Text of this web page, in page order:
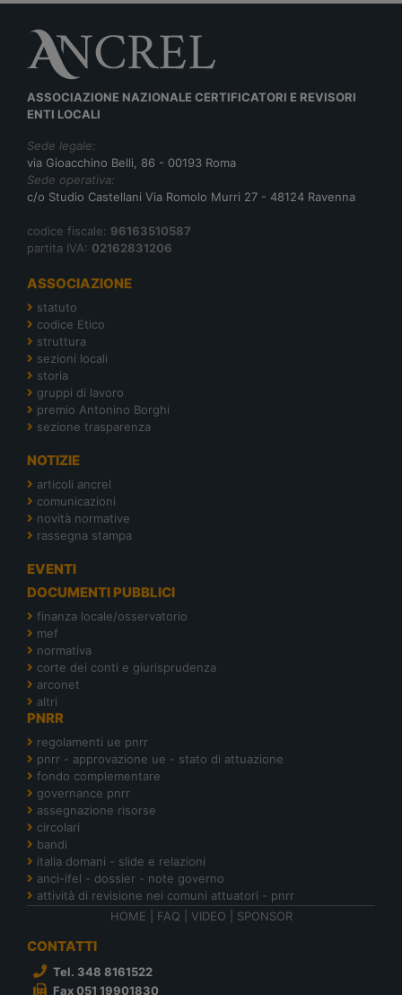
ASSOCIAZIONE NAZIONALE CERTIFICATORI E REVISORI
ENTI LOCALI
Sede legale:
via Gioacchino Belli, 86 - 00193 Roma
Sede operativa:
c/o Studio Castellani Via Romolo Murri 27 - 48124 Ravenna
codice fiscale: 96163510587
partita IVA: 02162831206
ASSOCIAZIONE
statuto
codice Etico
struttura
sezioni locali
storia
gruppi di lavoro
premio Antonino Borghi
sezione trasparenza
NOTIZIE
articoli ancrel
comunicazioni
novità normative
rassegna stampa
EVENTI
DOCUMENTI PUBBLICI
finanza locale/osservatorio
mef
normativa
corte dei conti e giurisprudenza
arconet
altri
PNRR
regolamenti ue pnrr
pnrr - approvazione ue - stato di attuazione
fondo complementare
governance pnrr
assegnazione risorse
circolari
bandi
italia domani - slide e relazioni
anci-ifel - dossier - note governo
attività di revisione nei comuni attuatori - pnrr
HOME
FAQ VIDEO SPONSOR
CONTATTI
Tel. 348 8161522
Fax 051 19901830